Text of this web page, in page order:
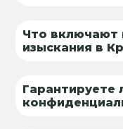
Что включают
изыскания в
Гарантируете